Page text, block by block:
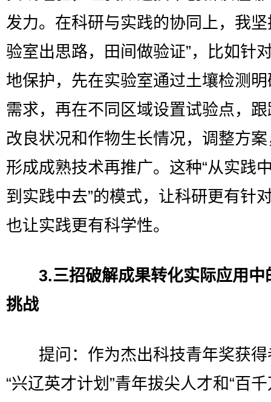
发力。在科研与实践的协同上，我坚
验室出思路，田间做验证”，比如针
地保护，先在实验室通过土壤检测
需求，再在不同区域设置试验点，
改良状况和作物生长情况，调整方
形成成熟技术再推广。这种“从实践
到实践中去”的模式，让科研更有针
也让实践更有科学性。
3.三招破解成果转化实际应用中
挑战
提问：作为杰出科技青年奖获得
“兴辽英才计划”青年拔尖人才和“百